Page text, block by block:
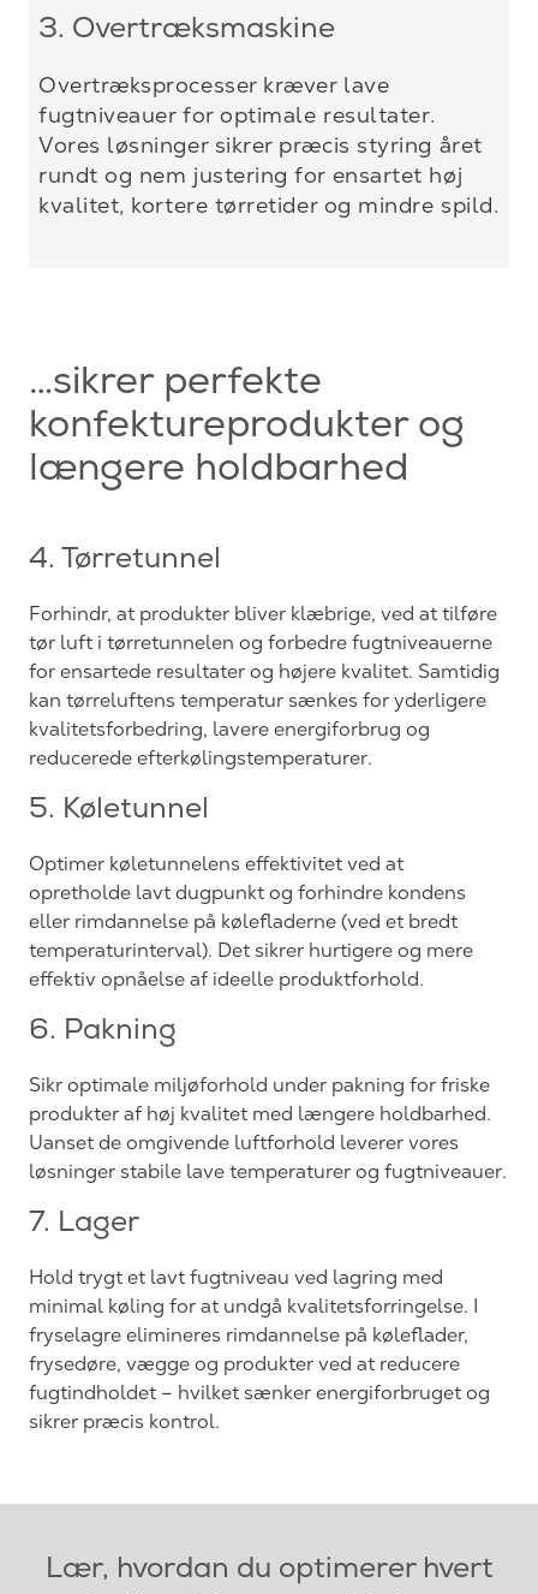
3. Overtræksmaskine
Overtræksprocesser kræver lave
fugtniveauer for optimale resultater.
Vores løsninger sikrer præcis styring året
rundt og nem justering for ensartet høj
kvalitet, kortere tørretider og mindre spild.
…sikrer perfekte
konfektureprodukter og
længere holdbarhed
4. Tørretunnel
Forhindr, at produkter bliver klæbrige, ved at tilføre
tør luft i tørretunnelen og forbedre fugtniveauerne
for ensartede resultater og højere kvalitet. Samtidig
kan tørreluftens temperatur sænkes for yderligere
kvalitetsforbedring, lavere energiforbrug og
reducerede efterkølingstemperaturer.
5. Køletunnel
Optimer køletunnelens effektivitet ved at
opretholde lavt dugpunkt og forhindre kondens
eller rimdannelse på kølefladerne (ved et bredt
temperaturinterval). Det sikrer hurtigere og mere
effektiv opnåelse af ideelle produktforhold.
6. Pakning
Sikr optimale miljøforhold under pakning for friske
produkter af høj kvalitet med længere holdbarhed.
Uanset de omgivende luftforhold leverer vores
løsninger stabile lave temperaturer og fugtniveauer.
7. Lager
Hold trygt et lavt fugtniveau ved lagring med
minimal køling for at undgå kvalitetsforringelse. I
fryselagre elimineres rimdannelse på køleflader,
frysedøre, vægge og produkter ved at reducere
fugtindholdet – hvilket sænker energiforbruget og
sikrer præcis kontrol.
Lær, hvordan du optimerer hvert